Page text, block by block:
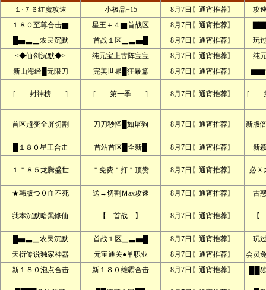
１·７６红魔攻速
小极品+15 8月7日〖通宵推荐〗
攻
１８０至尊合击▇
星王＋４▇首战区 8月7日〖通宵推荐〗
█▅▃▁农民沉默
首战１区▁▃▅█ 8月7日〖通宵推荐〗
玩
≤◆仙剑沉默◆≥
纯元宝上古阵宝宝 8月7日〖通宵推荐〗
纯
新山海经█无限刀
完美世界█狂暴篇 8月7日〖通宵推荐〗
[﹍﹍封神榜﹍﹍] [﹍﹍第一季﹍﹍] 8月7日〖通宵推荐〗 [
首区超变全屏切割 刀刀秒怪█如屠狗 8月7日〖通宵推荐〗 新版
█１８０星王合击 首站首区█全新█ 8月7日〖通宵推荐〗 新
１＂８５龙腾盛世 ＂免费＂打＂顶赞 8月7日〖通宵推荐〗 必Ｘ
★韩版つ０血不死 送→切割Ｍax攻速 8月7日〖通宵推荐〗 古
我本沉默暗黑修仙 【 首战 】 8月7日〖通宵推荐〗
█▅▃▁农民沉默 首战１区▁▃▅█ 8月7日〖通宵推荐〗
玩
天衍传说独家神器
元宝通关●单职业 8月7日〖通宵推荐〗
会员
新１８０泡点合击
新１８０雄霸合击 8月7日〖通宵推荐〗 ██